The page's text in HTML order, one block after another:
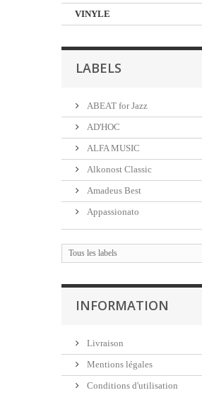
VINYLE
LABELS
ABEAT for Jazz
AD'HOC
ALFA MUSIC
Alkonost Classic
Amadeus Best
Appassionato
Tous les labels
INFORMATION
Livraison
Mentions légales
Conditions d'utilisation